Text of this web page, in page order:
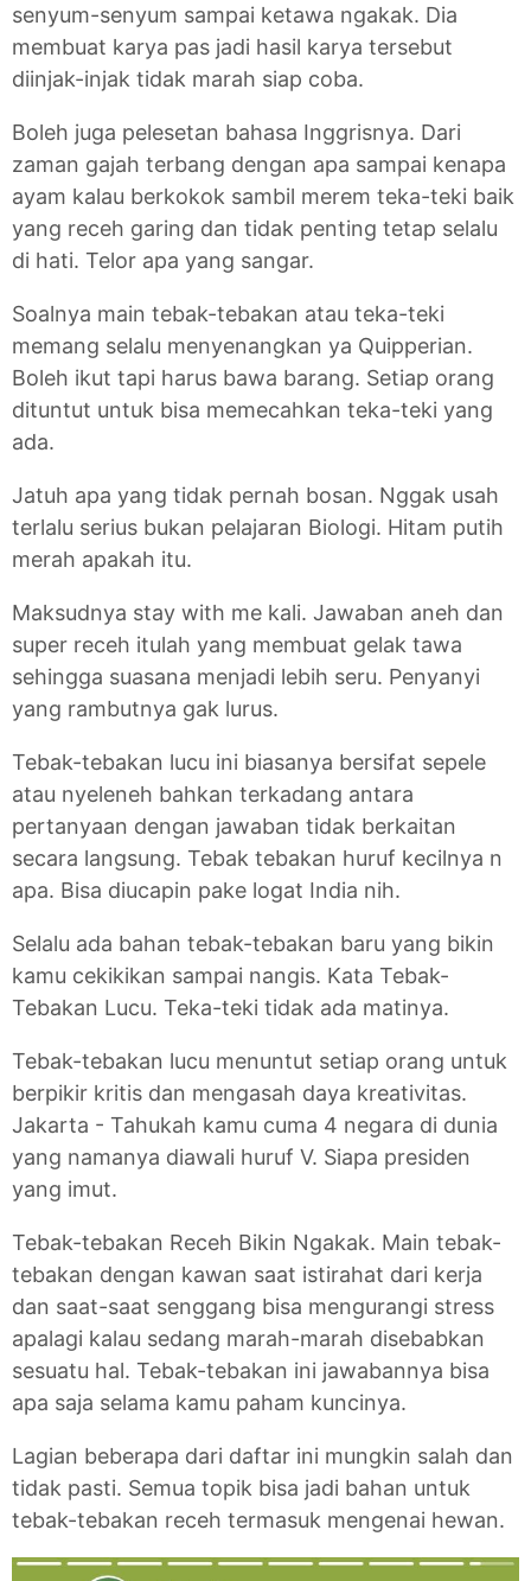
senyum-senyum sampai ketawa ngakak. Dia
membuat karya pas jadi hasil karya tersebut
diinjak-injak tidak marah siap coba.
Boleh juga pelesetan bahasa Inggrisnya. Dari
zaman gajah terbang dengan apa sampai kenapa
ayam kalau berkokok sambil merem teka-teki baik
yang receh garing dan tidak penting tetap selalu
di hati. Telor apa yang sangar.
Soalnya main tebak-tebakan atau teka-teki
memang selalu menyenangkan ya Quipperian.
Boleh ikut tapi harus bawa barang. Setiap orang
dituntut untuk bisa memecahkan teka-teki yang
ada.
Jatuh apa yang tidak pernah bosan. Nggak usah
terlalu serius bukan pelajaran Biologi. Hitam putih
merah apakah itu.
Maksudnya stay with me kali. Jawaban aneh dan
super receh itulah yang membuat gelak tawa
sehingga suasana menjadi lebih seru. Penyanyi
yang rambutnya gak lurus.
Tebak-tebakan lucu ini biasanya bersifat sepele
atau nyeleneh bahkan terkadang antara
pertanyaan dengan jawaban tidak berkaitan
secara langsung. Tebak tebakan huruf kecilnya n
apa. Bisa diucapin pake logat India nih.
Selalu ada bahan tebak-tebakan baru yang bikin
kamu cekikikan sampai nangis. Kata Tebak-
Tebakan Lucu. Teka-teki tidak ada matinya.
Tebak-tebakan lucu menuntut setiap orang untuk
berpikir kritis dan mengasah daya kreativitas.
Jakarta - Tahukah kamu cuma 4 negara di dunia
yang namanya diawali huruf V. Siapa presiden
yang imut.
Tebak-tebakan Receh Bikin Ngakak. Main tebak-
tebakan dengan kawan saat istirahat dari kerja
dan saat-saat senggang bisa mengurangi stress
apalagi kalau sedang marah-marah disebabkan
sesuatu hal. Tebak-tebakan ini jawabannya bisa
apa saja selama kamu paham kuncinya.
Lagian beberapa dari daftar ini mungkin salah dan
tidak pasti. Semua topik bisa jadi bahan untuk
tebak-tebakan receh termasuk mengenai hewan.